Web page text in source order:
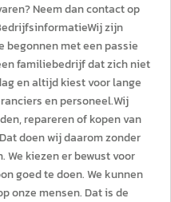
Neem dan contact op
zijn
begonnen met een passie
familiebedrijf dat zich niet
en altijd kiest voor lange
en personeel.Wij
repareren of kopen van
doen wij daarom zonder
We kiezen er bewust voor
goed te doen. We kunnen
onze mensen. Dat is de